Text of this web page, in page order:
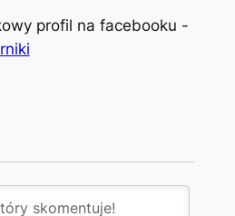
profil na facebooku -